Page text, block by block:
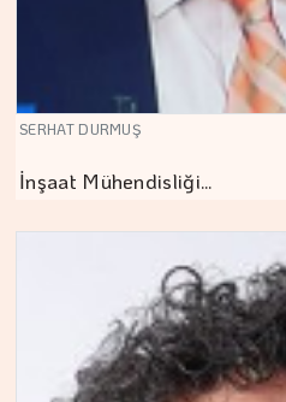
SERHAT DURMUŞ
İnşaat Mühendisliği…